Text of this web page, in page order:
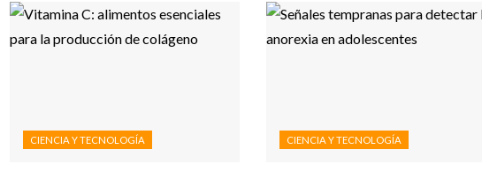
CIENCIA Y TECNOLOGÍA CIENCIA Y TECNOLOGÍA